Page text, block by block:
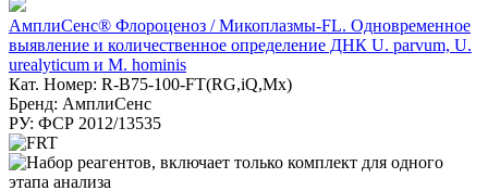
АмплиСенс® Флороценоз / Микоплазмы-FL. Одновременное
выявление и количественное определение ДНК U. parvum, U.
urealyticum и M. hominis
Кат. Номер: R-B75-100-FT(RG,iQ,Mx)
Бренд: АмплиСенс
РУ: ФСР 2012/13535